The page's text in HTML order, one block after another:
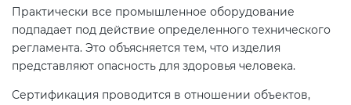
Практически все промышленное оборудование
подпадает под действие определенного технического
регламента. Это объясняется тем, что изделия
представляют опасность для здоровья человека.
Сертификация проводится в отношении объектов,